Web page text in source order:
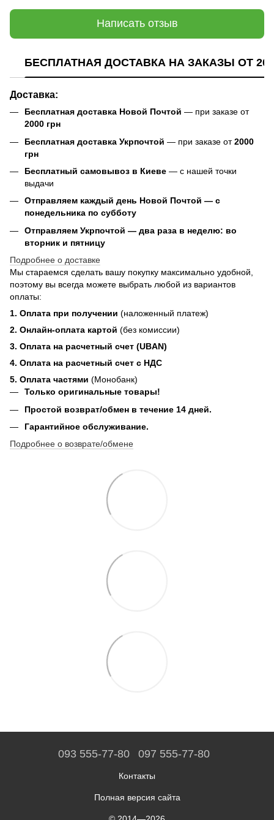
Написать отзыв
БЕСПЛАТНАЯ ДОСТАВКА НА ЗАКАЗЫ ОТ
Доставка:
Бесплатная доставка Новой Почтой — при заказе от
2000 грн
Бесплатная доставка Укрпочтой — при заказе от2000
грн
Бесплатный самовывоз в Киеве — с нашей точки
выдачи
Отправляем каждый день Новой Почтой — с
понедельника по субботу
Отправляем Укрпочтой — два раза в неделю: во
вторник и пятницу
Подробнее о доставке
Мы стараемся сделать вашу покупку максимально удобной,
поэтому вы всегда можете выбрать любой из вариантов
оплаты:
1. Оплата при получении (наложенный платеж)
2. Онлайн-оплата картой (без комиссии)
3. Оплата на расчетный счет (UBAN)
4. Оплата на расчетный счет с НДС
5. Оплата частями (Монобанк)
Только оригинальные товары!
Простой возврат/обмен в течение 14 дней.
Гарантийное обслуживание.
Подробнее о возврате/обмене
093 555-77-80 097 555-77-80
Контакты
Полная версия сайта